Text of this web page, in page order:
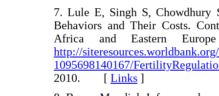
7. Lule E, Singh S,
Behaviors and Their Costs.
Africa and Eastern
http://
1095698140167/
2010. [ Links ]